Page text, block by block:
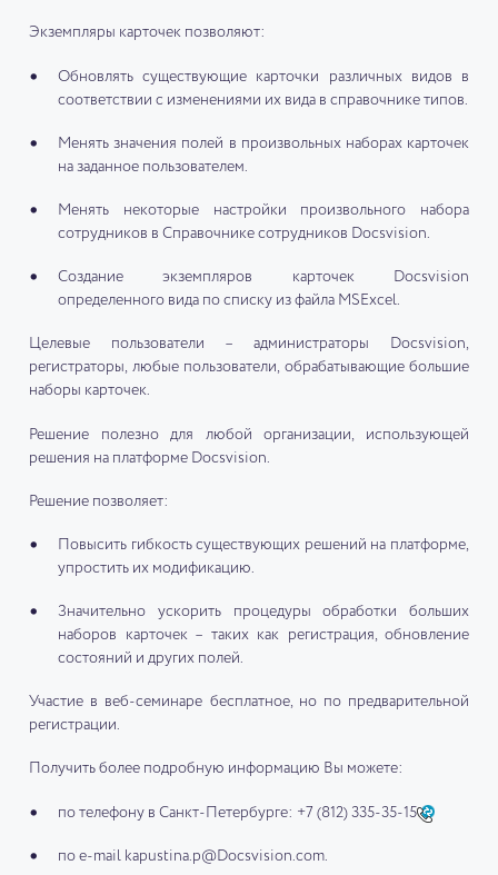
Экземпляры карточек позволяют:
Обновлять существующие карточки различных видов в
соответствии с изменениями их вида в справочнике типов.
Менять значения полей в произвольных наборах карточек
на заданное пользователем.
Менять некоторые настройки произвольного набора
сотрудников в Справочнике сотрудников Docsvision.
Создание экземпляров карточек Docsvision
определенного вида по списку из файла MSExcel.
Целевые пользователи – администраторы Docsvision,
регистраторы, любые пользователи, обрабатывающие большие
наборы карточек.
Решение полезно для любой организации, использующей
решения на платформе Docsvision.
Решение позволяет:
Повысить гибкость существующих решений на платформе,
упростить их модификацию.
Значительно ускорить процедуры обработки больших
наборов карточек – таких как регистрация, обновление
состояний и других полей.
Участие в веб-семинаре бесплатное, но по предварительной
регистрации.
Получить более подробную информацию Вы можете:
по телефону в Санкт-Петербурге: +7 (812) 335-35-15
по e-mail kapustina.p@Docsvision.com.